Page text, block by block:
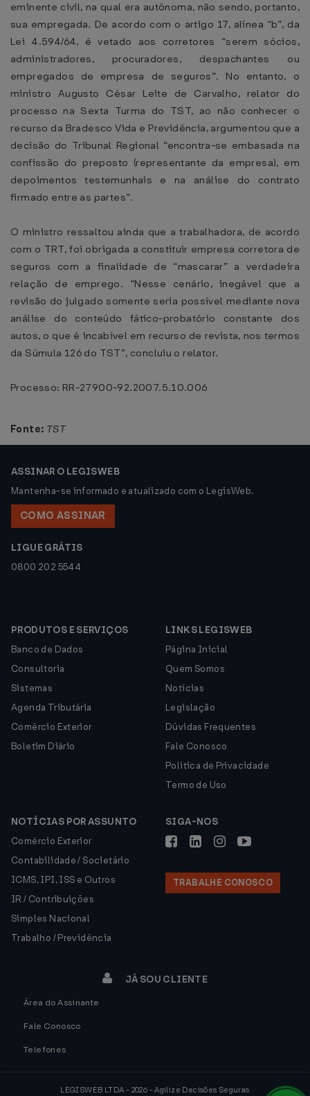
eminente civil, na qual era autônoma, não sendo, portanto,
sua empregada. De acordo com o artigo 17, alínea “b”, da
Lei 4.594/64, é vetado aos corretores “serem sócios,
administradores, procuradores, despachantes ou
empregados de empresa de seguros”. No entanto, o
ministro Augusto César Leite de Carvalho, relator do
processo na Sexta Turma do TST, ao não conhecer o
recurso da Bradesco Vida e Previdência, argumentou que a
decisão do Tribunal Regional “encontra-se embasada na
confissão do preposto (representante da empresa), em
depoimentos testemunhais e na análise do contrato
firmado entre as partes”.
O ministro ressaltou ainda que a trabalhadora, de acordo
com o TRT, foi obrigada a constituir empresa corretora de
seguros com a finalidade de “mascarar” a verdadeira
relação de emprego. “Nesse cenário, inegável que a
revisão do julgado somente seria possível mediante nova
análise do conteúdo fático-probatório constante dos
autos, o que é incabível em recurso de revista, nos termos
da Súmula 126 do TST”, concluiu o relator.
Processo: RR-27900-92.2007.5.10.006
Fonte: TST
ASSINAR O LEGISWEB
Mantenha-se informado e atualizado com o LegisWeb.
COMO ASSINAR
LIGUE GRÁTIS
0800 202 5544
PRODUTOS E SERVIÇOS
Banco de Dados
Consultoria
Sistemas
Agenda Tributária
Comércio Exterior
Boletim Diário
LINKS LEGISWEB
Página Inicial
Quem Somos
Notícias
Legislação
Dúvidas Frequentes
Fale Conosco
Política de Privacidade
Termo de Uso
NOTÍCIAS POR ASSUNTO
Comércio Exterior
Contabilidade / Societário
ICMS, IPI, ISS e Outros
IR / Contribuições
Simples Nacional
Trabalho / Previdência
SIGA-NOS
TRABALHE CONOSCO
JÁ SOU CLIENTE
Área do Assinante
Fale Conosco
Telefones
LEGISWEB LTDA - 2026 - Agilize Decisões Seguras